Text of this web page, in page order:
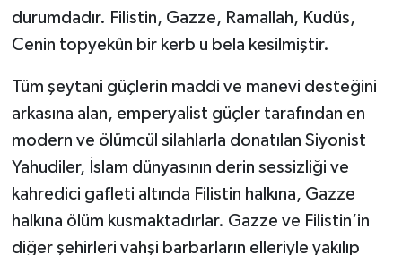
durumdadır. Filistin, Gazze, Ramallah, Kudüs,
Cenin topyekûn bir kerb u bela kesilmiştir.
Tüm şeytani güçlerin maddi ve manevi desteğini
arkasına alan, emperyalist güçler tarafından en
modern ve ölümcül silahlarla donatılan Siyonist
Yahudiler, İslam dünyasının derin sessizliği ve
kahredici gafleti altında Filistin halkına, Gazze
halkına ölüm kusmaktadırlar. Gazze ve Filistin’in
diğer şehirleri vahşi barbarların elleriyle yakılıp